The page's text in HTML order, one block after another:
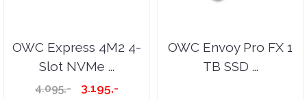
OWC Express 4M2 4-
Slot NVMe ...
4.095,- 3.195,-
OWC Envoy Pro FX 1
TB SSD ...